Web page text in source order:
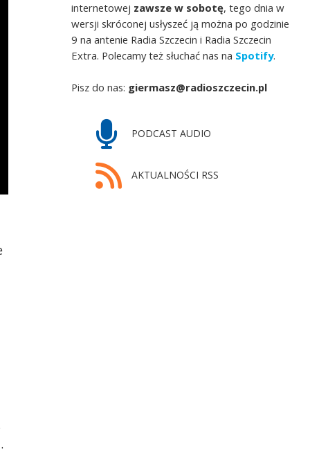
internetowej zawsze w sobotę, tego dnia w
wersji skróconej usłyszeć ją można po godzinie
9 na antenie Radia Szczecin i Radia Szczecin
Extra. Polecamy też słuchać nas na Spotify.
Pisz do nas: giermasz@radioszczecin.pl
PODCAST AUDIO
AKTUALNOŚCI RSS